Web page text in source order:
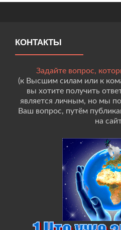
КОНТАКТЫ
Задайте вопрос,
(к Высшим силам или к
вы хотите получить
является личным, но мы
Ваш вопрос, путём
на